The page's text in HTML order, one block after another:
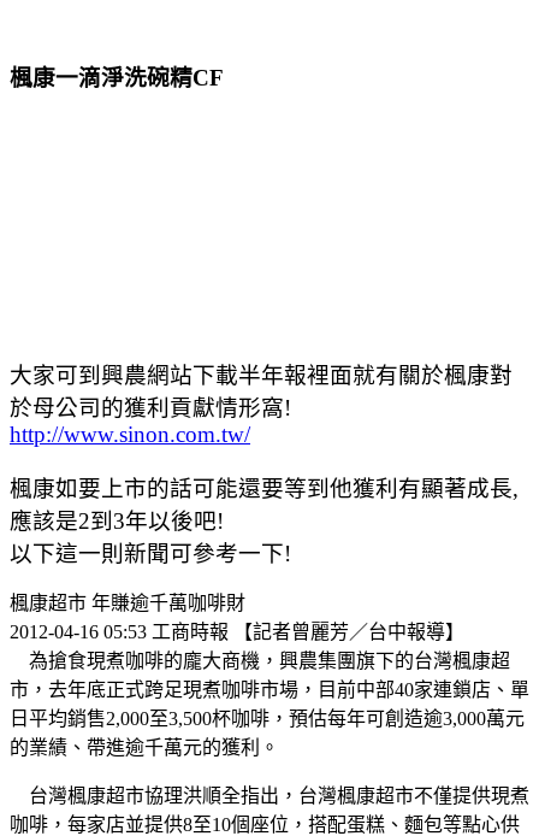
楓康一滴淨洗碗精CF
大家可到興農網站下載半年報裡面就有關於楓康對
於母公司的獲利貢獻情形窩!
http://www.sinon.com.tw/
楓康如要上市的話可能還要等到他獲利有顯著成長,
應該是2到3年以後吧!
以下這一則新聞可參考一下!
楓康超市 年賺逾千萬咖啡財
2012-04-16 05:53 工商時報 【記者曾麗芳／台中報導】
為搶食現煮咖啡的龐大商機，興農集團旗下的台灣楓康超
市，去年底正式跨足現煮咖啡市場，目前中部40家連鎖店、單
日平均銷售2,000至3,500杯咖啡，預估每年可創造逾3,000萬元
的業績、帶進逾千萬元的獲利。
台灣楓康超市協理洪順全指出，台灣楓康超市不僅提供現煮
咖啡，每家店並提供8至10個座位，搭配蛋糕、麵包等點心供